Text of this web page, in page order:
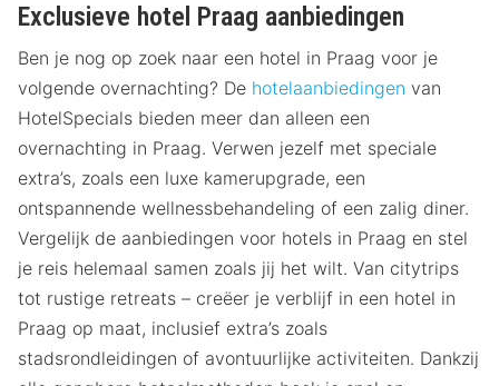
Exclusieve hotel Praag aanbiedingen
Ben je nog op zoek naar een hotel in Praag voor je
volgende overnachting? De hotelaanbiedingen van
HotelSpecials bieden meer dan alleen een
overnachting in Praag. Verwen jezelf met speciale
extra’s, zoals een luxe kamerupgrade, een
ontspannende wellnessbehandeling of een zalig diner.
Vergelijk de aanbiedingen voor hotels in Praag en stel
je reis helemaal samen zoals jij het wilt. Van citytrips
tot rustige retreats – creëer je verblijf in een hotel in
Praag op maat, inclusief extra’s zoals
stadsrondleidingen of avontuurlijke activiteiten. Dankzij